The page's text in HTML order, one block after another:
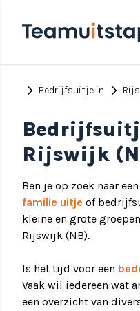
chevron_right Bedrijfsuitje in chevron_right
Rijswijk
Ben je op zoek naar
familie uitje of
kleine en grote
Rijswijk (NB).
Is het tijd voor een
Vaak wil iedereen wat
een overzicht van